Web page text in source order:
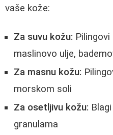
vaše kože:
Za suvu kožu:
maslinovo ulje,
Za masnu kožu:
morskom soli
Za osetljivu kožu:
granulama